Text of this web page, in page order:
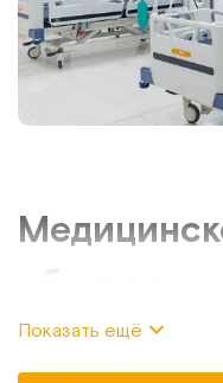
Если требуется
выгодной цене и с
Показать ещё